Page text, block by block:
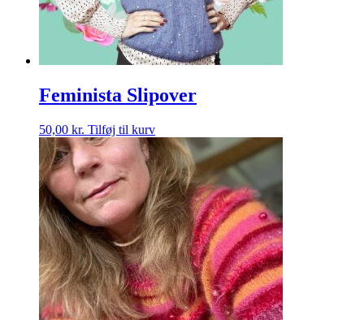
Feminista Slipover
50,00 kr. Tilføj til kurv